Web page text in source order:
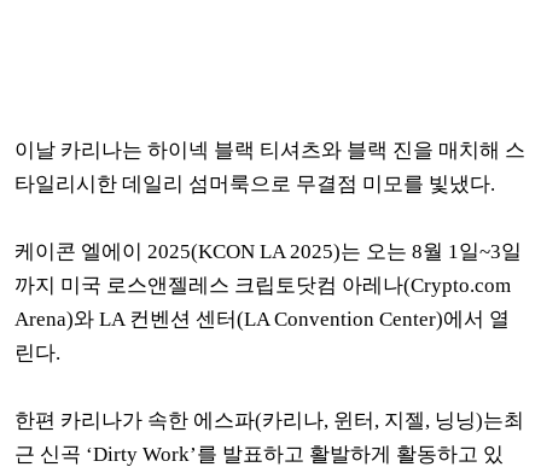
이날 카리나는 하이넥 블랙 티셔츠와 블랙 진을 매치해 스
타일리시한 데일리 섬머룩으로 무결점 미모를 빛냈다.
케이콘 엘에이 2025(KCON LA 2025)는 오는 8월 1일~3일
까지 미국 로스앤젤레스 크립토닷컴 아레나(Crypto.com
Arena)와 LA 컨벤션 센터(LA Convention Center)에서 열
린다.
한편 카리나가 속한 에스파(카리나, 윈터, 지젤, 닝닝)는최
근 신곡 ‘Dirty Work’를 발표하고 활발하게 활동하고 있